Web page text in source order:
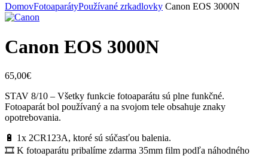
DomovFotoaparátyPoužívané zrkadlovky Canon EOS 3000N
Canon EOS 3000N
65,00€
STAV 8/10 – Všetky funkcie fotoaparátu sú plne funkčné.
Fotoaparát bol používaný a na svojom tele obsahuje znaky
opotrebovania.
🔋 1x 2CR123A, ktoré sú súčasťou balenia.
🎞 K fotoaparátu pribalíme zdarma 35mm film podľa náhodného